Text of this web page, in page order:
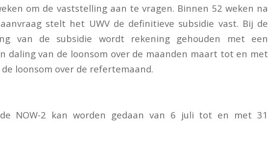
om de vaststelling aan te vragen. Binnen 52 weken na
stelt het UWV de definitieve subsidie vast. Bij de
van de subsidie wordt rekening gehouden met een
daling van de loonsom over de maanden maart tot en met
loonsom over de refertemaand.
NOW-2 kan worden gedaan van 6 juli tot en met 31